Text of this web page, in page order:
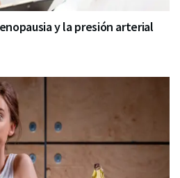
y la presión arterial